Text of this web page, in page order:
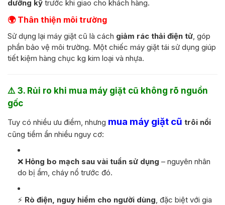
dưỡng kỹ trước khi giao cho khách hàng.
🌍 Thân thiện môi trường
Sử dụng lại máy giặt cũ là cách giảm rác thải điện tử , góp
phần bảo vệ môi trường. Một chiếc máy giặt tái sử dụng giúp
tiết kiệm hàng chục kg kim loại và nhựa.
⚠️ 3. Rủi ro khi mua máy giặt cũ không rõ nguồn
gốc
Tuy có nhiều ưu điểm, nhưng mua máy giặt cũ trôi nổi
cũng tiềm ẩn nhiều nguy cơ:
❌ Hỏng bo mạch sau vài tuần sử dụng – nguyên nhân
do bị ẩm, cháy nổ trước đó.
⚡ Rò điện, nguy hiểm cho người dùng , đặc biệt với gia